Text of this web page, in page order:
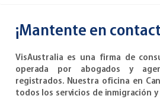
¡Mantente en
VisAustralia es una firma de
operada por abogados y
registrados. Nuestra oficina en
todos los servicios de inmigración y